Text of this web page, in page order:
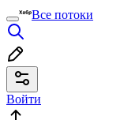
Все потоки
Войти